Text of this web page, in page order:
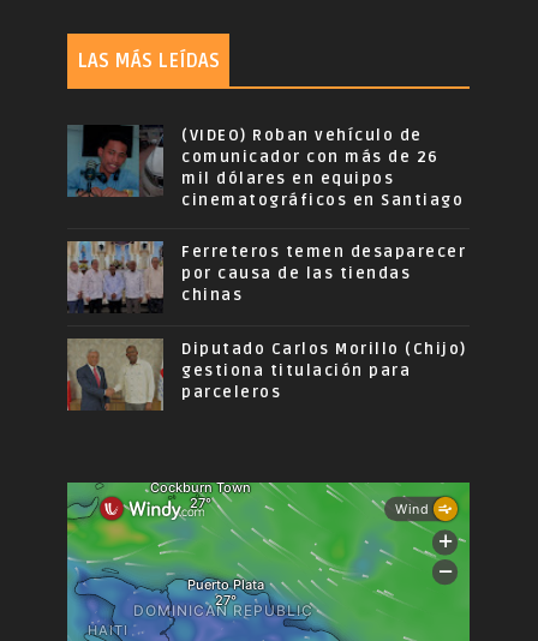
LAS MÁS LEÍDAS
(VIDEO) Roban vehículo de
comunicador con más de 26
mil dólares en equipos
cinematográficos en Santiago
Ferreteros temen desaparecer
por causa de las tiendas
chinas
Diputado Carlos Morillo (Chijo)
gestiona titulación para
parceleros